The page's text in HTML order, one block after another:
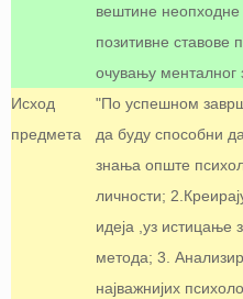
вештине
позитивне ставове
очувању менталног
Исход
предмета
"По успешном
да буду способни
знања опште
личности;
идеја ,уз истицање
метода; 3.
најважнијих